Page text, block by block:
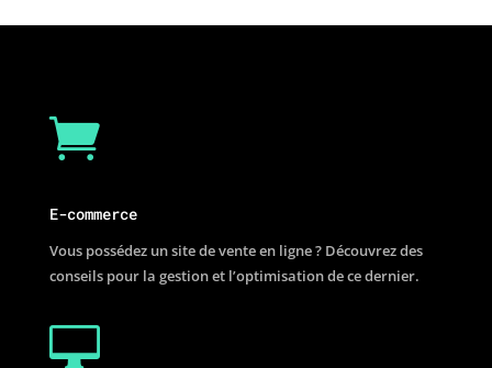

E-commerce
Vous possédez un site de vente en ligne ? Découvrez des
conseils pour la gestion et l’optimisation de ce dernier.
